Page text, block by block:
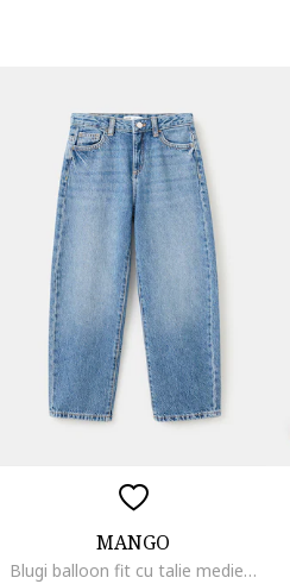
MANGO
Blugi balloon fit cu talie medie, Albastru pastel